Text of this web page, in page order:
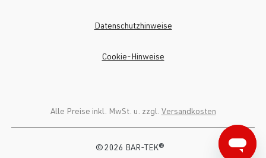
Alle Preise inkl. MwSt. u. zzgl. Versandkosten
Datenschutzhinweise
Cookie-Hinweise
© 2026 BAR-TEK®